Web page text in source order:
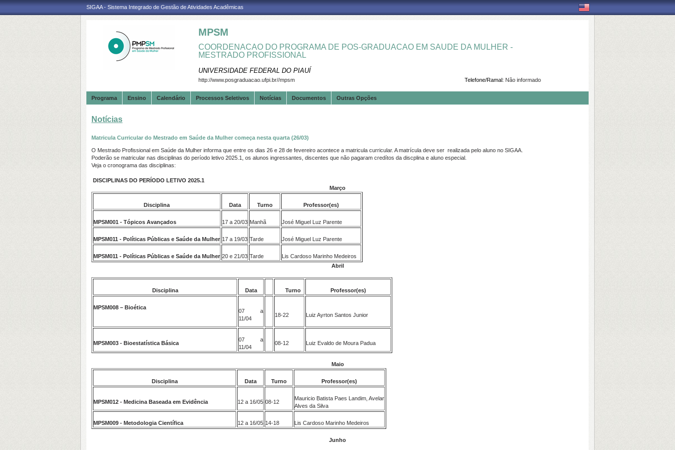
SIGAA - Sistema Integrado de Gestão de Atividades Acadêmicas
MPSM
COORDENACAO DO PROGRAMA DE POS-GRADUACAO EM SAUDE DA MULHER -
MESTRADO PROFISSIONAL
UNIVERSIDADE FEDERAL DO PIAUÍ
Telefone/Ramal: Não informado
http://www.posgraduacao.ufpi.br//mpsm
Programa Ensino Calendário Processos Seletivos Notícias Documentos Outras Opções
Notícias
Matricula Curricular do Mestrado em Saúde da Mulher começa nesta quarta (26/03)
O Mestrado Profissional em Saúde da Mulher informa que entre os dias 26 e 28 de fevereiro acontece a matricula curricular. A matrícula deve ser realizada pelo aluno no SIGAA.
Poderão se matricular nas disciplinas do período letivo 2025.1, os alunos ingressantes, discentes que não pagaram credítos da discplina e aluno especial.
Veja o cronograma das disciplinas:
DISCIPLINAS DO PERÍODO LETIVO 2025.1
Março
Disciplina Data Turno Professor(es)
MPSM001 - Tópicos Avançados 17 a 20/03 Manhã José Miguel Luz Parente
MPSM011 - Políticas Públicas e Saúde da Mulher 17 a 19/03 Tarde José Miguel Luz Parente
MPSM011 - Políticas Públicas e Saúde da Mulher 20 e 21/03 Tarde
Lis Cardoso Marinho Medeiros
Abril
Disciplina Data Turno Professor(es)
MPSM008 – Bioética
07 a
11/04
18-22 Luiz Ayrton Santos Junior
MPSM003 - Bioestatística Básica
07 a
11/04
08-12 Luiz Evaldo de Moura Padua
Maio
Disciplina Data Turno Professor(es)
MPSM012 - Medicina Baseada em Evidência 12 a 16/05 08-12
Mauricio Batista Paes Landim, Avelar
Alves da Silva
MPSM009 - Metodologia Científica 12 a 16/05 14-18 Lis Cardoso Marinho Medeiros
Junho